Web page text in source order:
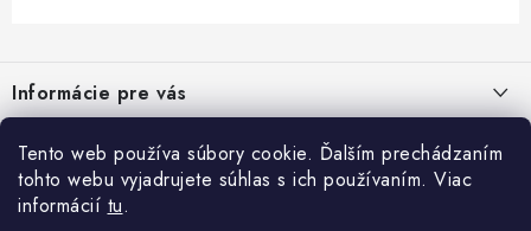
Tento web používa súbory cookie. Ďalším prechádzaním
tohto webu vyjadrujete súhlas s ich používaním. Viac
informácií tu.
p
ä
Informácie pre vás
Doprava a Platby
Obchodné podmienky
Kategórie
Sprchové dvere
Blog